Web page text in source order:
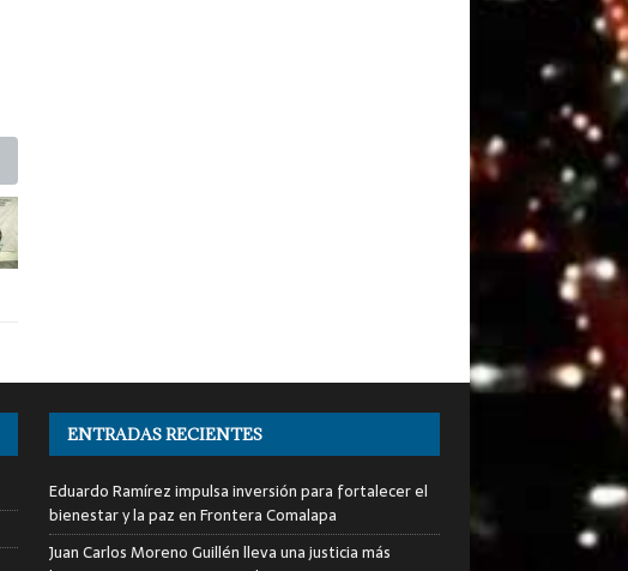
ENTRADAS RECIENTES
Eduardo Ramírez impulsa inversión para fortalecer el
bienestar y la paz en Frontera Comalapa
Juan Carlos Moreno Guillén lleva una justicia más